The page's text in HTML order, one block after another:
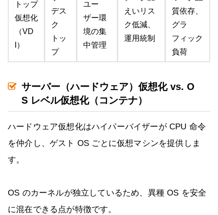
トップ
仮想化
（VD
I）
デス
ク
トッ
プ
ユー
ザー環
境の集
中管理
えいリス
ク低減、
運用統制
質依存、
グラ
フィック
負荷
サーバー（ハードウェア）仮想化 vs. O
S レベル仮想化（コンテナ）
ハードウェア仮想化はハイパーバイザーが CPU 命令
を仲介し、ゲスト OS ごとに仮想マシンを提供しま
す。
OS のカーネルが独立しているため、異種 OS を安全
に混在できる点が特徴です。